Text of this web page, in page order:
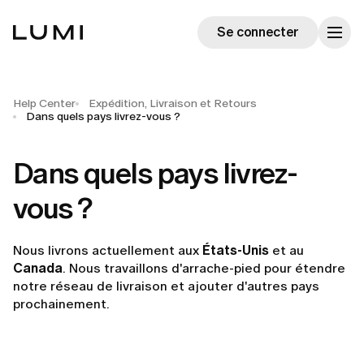
Se connecter
Help Center
Expédition, Livraison et Retours
Dans quels pays livrez-vous ?
Dans quels pays livrez-
vous ?
Nous livrons actuellement aux États-Unis et au
Canada. Nous travaillons d'arrache-pied pour étendre
notre réseau de livraison et ajouter d'autres pays
prochainement.